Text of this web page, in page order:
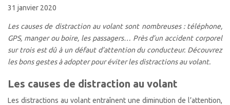
31 janvier 2020
Les causes de distraction au volant sont nombreuses : téléphone,
GPS, manger ou boire, les passagers… Près d’un accident corporel
sur trois est dû à un défaut d’attention du conducteur. Découvrez
les bons gestes à adopter pour éviter les distractions au volant.
Les causes de distraction au volant
Les distractions au volant entraînent une diminution de l’attention,